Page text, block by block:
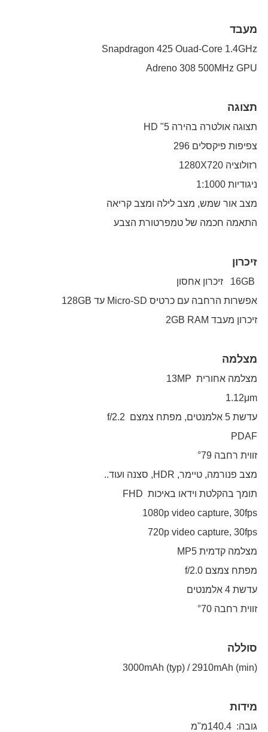
מעבד
Snapdragon 425 Ouad-Core 1.4GHz
Adreno 308 500MHz GPU
תצוגה
תצוגה אולטרה בהירה 5" HD
צפיפות פיקסלים 296
רזולוציה 1280X720
ניגודיות 1:1000
מצב אור שמש, מצב לילה ומצב קריאה
התאמה חכמה של טמפרטורת הצבע
זיכרון
אפשרות הרחבה עם כרטיס Micro-SD עד 128GB
זיכרון מעבד 2GB RAM
מצלמה
מצלמה אחורית 13MP
1.12μm
עדשת 5 אלמנטים, מפתח צמצם f/2.2
PDAF
זווית רחבה °79
מצב פנורמה, טיימר, HDR, סצנה ועוד..
תומך בהקלטת וידאו באיכות FHD
1080p video capture, 30fps
720p video capture, 30fps
מצלמה קדמית MP5
מפתח צמצם f/2.0
עדשת 4 אלמנטים
זווית רחבה °70
סוללה
(3000mAh (typ) / 2910mAh (min
מידות
גובה: 140.4מ"מ